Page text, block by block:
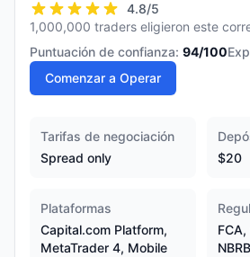
4.8/5
1,000,000 traders eligieron este
Puntuación de confianza: 94/100
Comenzar a Operar
Tarifas de negociación
Spread only
$20
Plataformas
Capital.com Platform,
MetaTrader 4, Mobile
FCA,
NBRB